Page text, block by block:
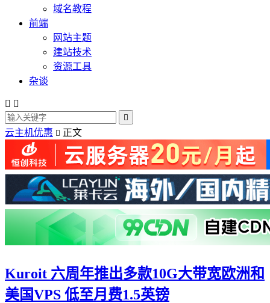
域名教程
前端
网站主题
建站技术
资源工具
杂谈
 

云主机优惠  正文
Kuroit 六周年推出多款10G大带宽欧洲和
美国VPS 低至月费1.5英镑